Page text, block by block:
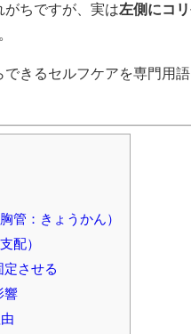
がちですが、実は左側にコ
きるセルフケアを専門用
管：きょうかん）
配）
させる
響